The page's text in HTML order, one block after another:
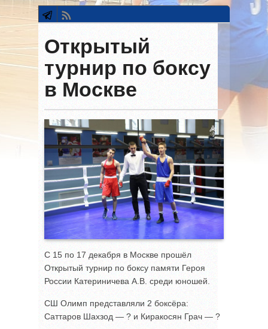
Открытый
турнир по боксу
в Москве
С 15 по 17 декабря в Москве прошёл
Открытый турнир по боксу памяти Героя
России Катериничева А.В. среди юношей.
СШ Олимп представляли 2 боксёра:
Саттаров Шахзод — ? и Киракосян Грач — ?